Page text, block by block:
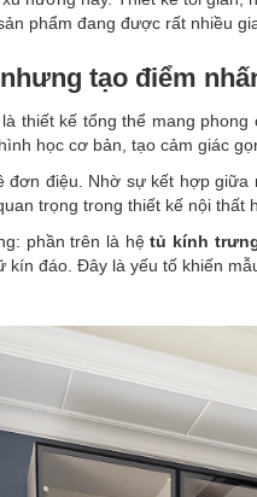
phẩm đang được rất nhiều
tạo điểm
thiết kế tổng thể mang
học cơ bản, tạo cảm giác
đơn điệu. Nhờ sự kết hợp
trọng trong thiết kế nội thất
phần trên là hệtủ kính
đáo. Đây là yếu tố khiến